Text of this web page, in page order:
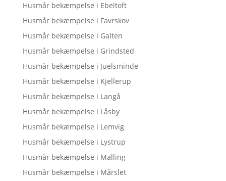
Husmår bekæmpelse i Ebeltoft
Husmår bekæmpelse i Favrskov
Husmår bekæmpelse i Galten
Husmår bekæmpelse i Grindsted
Husmår bekæmpelse i Juelsminde
Husmår bekæmpelse i Kjellerup
Husmår bekæmpelse i Langå
Husmår bekæmpelse i Låsby
Husmår bekæmpelse i Lemvig
Husmår bekæmpelse i Lystrup
Husmår bekæmpelse i Malling
Husmår bekæmpelse i Mårslet